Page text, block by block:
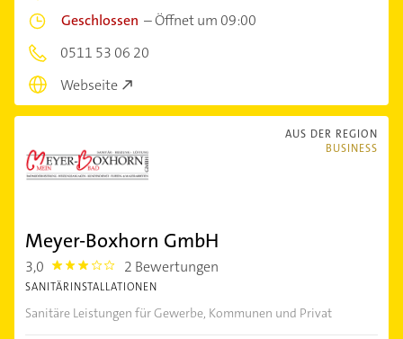
Geschlossen –Öffnet um 09:00
0511 53 06 20
Webseite
AUS DER REGION
BUSINESS
Meyer-Boxhorn GmbH
3,0 3.0 2 Bewertungen
SANITÄRINSTALLATIONEN
Sanitäre Leistungen für Gewerbe, Kommunen und Privat